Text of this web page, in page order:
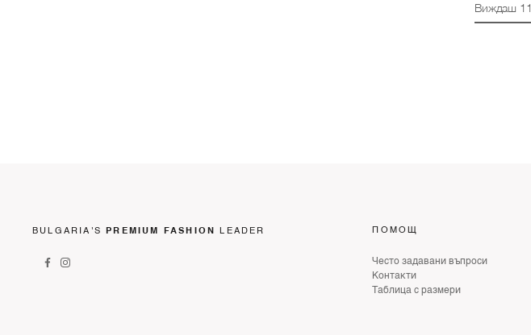
Виждаш 11
BULGARIA'S PREMIUM FASHION LEADER ПОМОЩ
Често задавани въпроси
Контакти
Таблица с размери